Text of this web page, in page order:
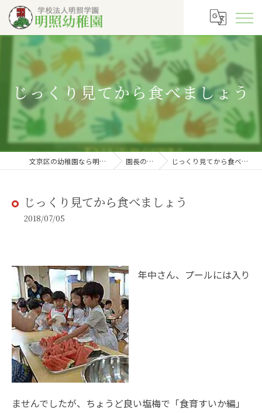
じっくり見てから食べましょう
文京区の幼稚園なら明照幼稚園 園長の徒然 じっくり見てから食べましょう
じっくり見てから食べましょう
2018/07/05
年中さん、プールには入り
ませんでしたが、ちょうど良い塩梅で「食育すいか編」